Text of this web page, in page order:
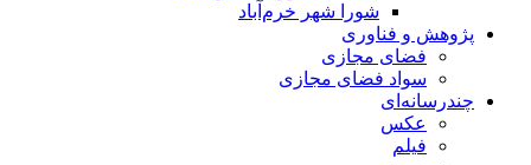
شورا شهر خرم‌آباد
پژوهش و فناوری
فضای مجازی
سواد فضای مجازی
چندرسانه‌ای
عكس
فیلم